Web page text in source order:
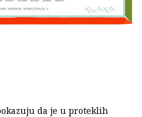
da je u proteklih